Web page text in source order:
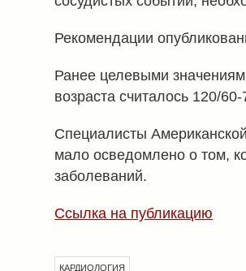
Рекомендации
Ранее целевыми
возраста считалось 120/60-
Специалисты
мало осведомлено о том,
заболеваний.
Ссылка на публикацию
КАРДИОЛОГИЯ